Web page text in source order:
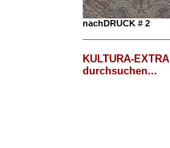
nachDRUCK # 2
KULTURA-EXTRA
durchsuchen...